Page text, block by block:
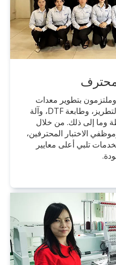
وملتزمون بتطوير معدات
الملابس، ونحن نقدم آلة التطريز، وطابعة DTF، وآلة
وما إلى ذلك. من خلال
الاختبار المحترفين،
تلبي أعلى معايير